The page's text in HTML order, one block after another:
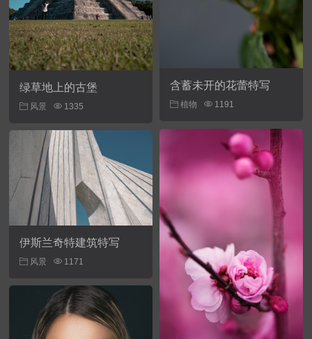
含蓄未开的花蕾特写
植物 1191
绿草地上的古堡
风景 1335
伊斯兰奇特建筑特写
风景 1171